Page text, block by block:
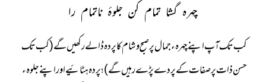
چہرہ گشا تمام کن جلوۂ ناتمام را
کب تک آپ اپنے چہرہ ء جمال پر صبح و شام کا پردہ ڈالے رکھیں گے (کب تک
حسن ذات پر صفات کے پردے پڑے رہیں گے)؛ پردہ ہٹائیے اور اپنے جلوہء